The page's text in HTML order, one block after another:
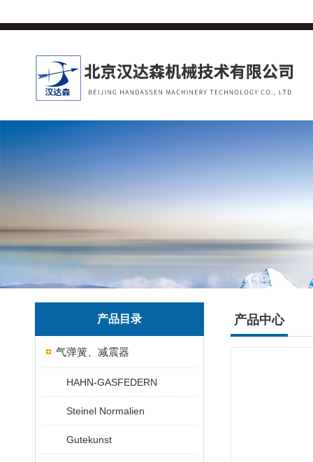
产品目录
气弹簧、减震器
HAHN-GASFEDERN
Steinel Normalien
Gutekunst
产品中心